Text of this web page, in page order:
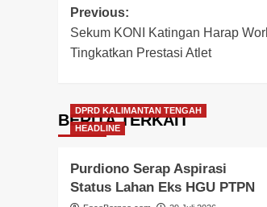
Post
navigation
Previous:
Sekum KONI Katingan Harap
Tingkatkan Prestasi Atlet
BERITA TERKAIT
DPRD KALIMANTAN TENGAH
HEADLINE
Purdiono Serap Aspirasi
Status Lahan Eks HGU PTPN